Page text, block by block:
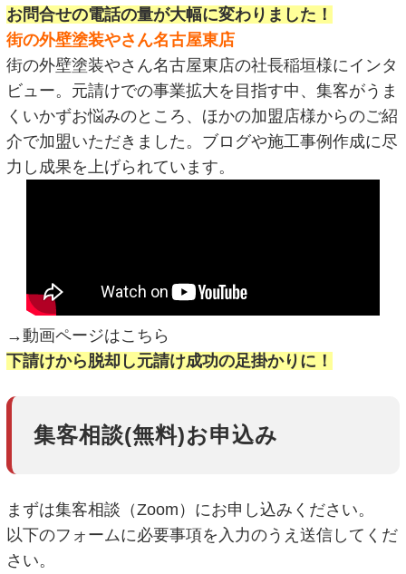
お問合せの電話の量が大幅に変わりました！
街の外壁塗装やさん名古屋東店
街の外壁塗装やさん名古屋東店の社長稲垣様にインタ
ビュー。元請けでの事業拡大を目指す中、集客がうま
くいかずお悩みのところ、ほかの加盟店様からのご紹
介で加盟いただきました。ブログや施工事例作成に尽
力し成果を上げられています。
→動画ページはこちら
下請けから脱却し元請け成功の足掛かりに！
集客相談(無料)お申込み
まずは集客相談（Zoom）にお申し込みください。
以下のフォームに必要事項を入力のうえ送信してくだ
さい。